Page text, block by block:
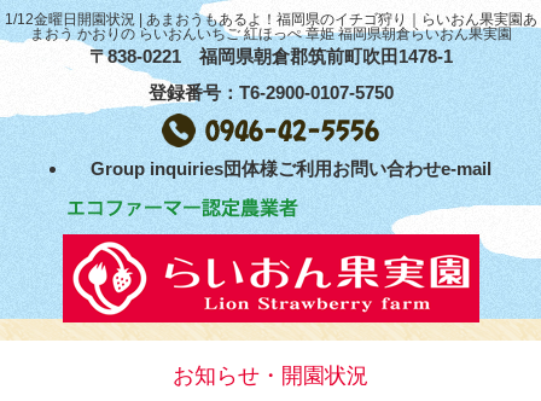
1/12金曜日開園状況 | あまおうもあるよ！福岡県のイチゴ狩り｜らいおん果実園あ
まおう かおりの らいおんいちご 紅ほっぺ 章姫 福岡県朝倉らいおん果実園
〒838-0221 福岡県朝倉郡筑前町吹田1478-1
登録番号：T6-2900-0107-5750
Group inquiries団体様ご利用お問い合わせe-mail
お知らせ・開園状況